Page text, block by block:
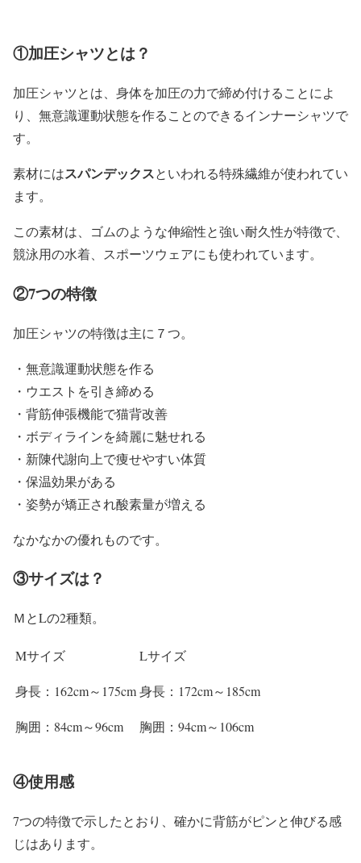
①加圧シャツとは？
加圧シャツとは、身体を加圧の力で締め付けることによ
り、 無意識運動状態を作ることのできるインナーシャツで
す。
素材にはスパンデックスといわれる特殊繊維が使われてい
ます。
この素材は、ゴムのような伸縮性と強い耐久性が特徴で、
競泳用の水着、スポーツウェアにも使われています。
②7つの特徴
加圧シャツの特徴は主に７つ。
・無意識運動状態を作る
・ウエストを引き締める
・背筋伸張機能で猫背改善
・ボディラインを綺麗に魅せれる
・新陳代謝向上で痩せやすい体質
・保温効果がある
・姿勢が矯正され酸素量が増える
なかなかの優れものです。
③サイズは？
ＭとLの2種類。
Mサイズ
身長：162cm～175cm
胸囲：84cm～96cm
Lサイズ
身長：172cm～185cm
胸囲：94cm～106cm
④使用感
7つの特徴で示したとおり、確かに背筋がピンと伸びる感
じはあります。